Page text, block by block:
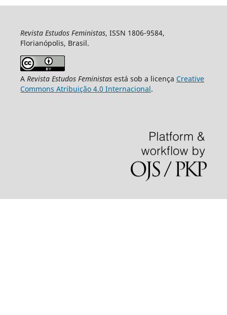
Revista Estudos Feministas, ISSN 1806-9584,
Florianópolis, Brasil.
A Revista Estudos Feministasestá sob a licença Creative
Commons Atribuição 4.0 Internacional.